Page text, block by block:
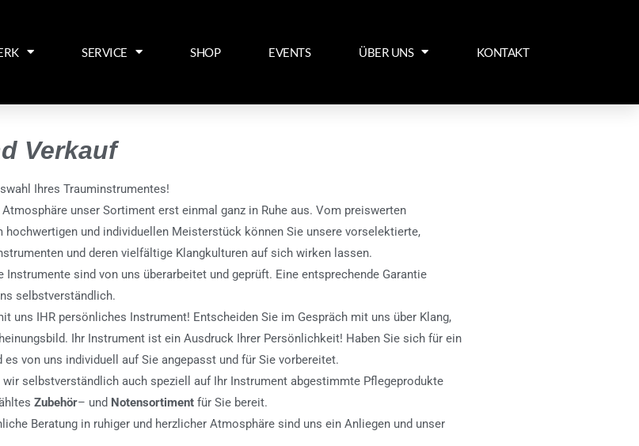
SERVICE SHOP EVENTS ÜBER UNS KONTAKT
Verkauf
Ihres Trauminstrumentes!
unser Sortiment erst einmal ganz in Ruhe aus. Vom preiswerten
hochwertigen und individuellen Meisterstück können Sie unsere vorselektierte,
und deren vielfältige Klangkulturen auf sich wirken lassen.
Instrumente sind von uns überarbeitet und geprüft. Eine entsprechende Garantie
selbstverständlich.
uns IHR persönliches Instrument! Entscheiden Sie im Gespräch mit uns über Klang,
Ihr Instrument ist ein Ausdruck Ihrer Persönlichkeit! Haben Sie sich für ein
von uns individuell auf Sie angepasst und für Sie vorbereitet.
selbstverständlich auch speziell auf Ihr Instrument abgestimmte Pflegeprodukte
Zubehör– und Notensortimentfür Sie bereit.
Beratung in ruhiger und herzlicher Atmosphäre sind uns ein Anliegen und unser